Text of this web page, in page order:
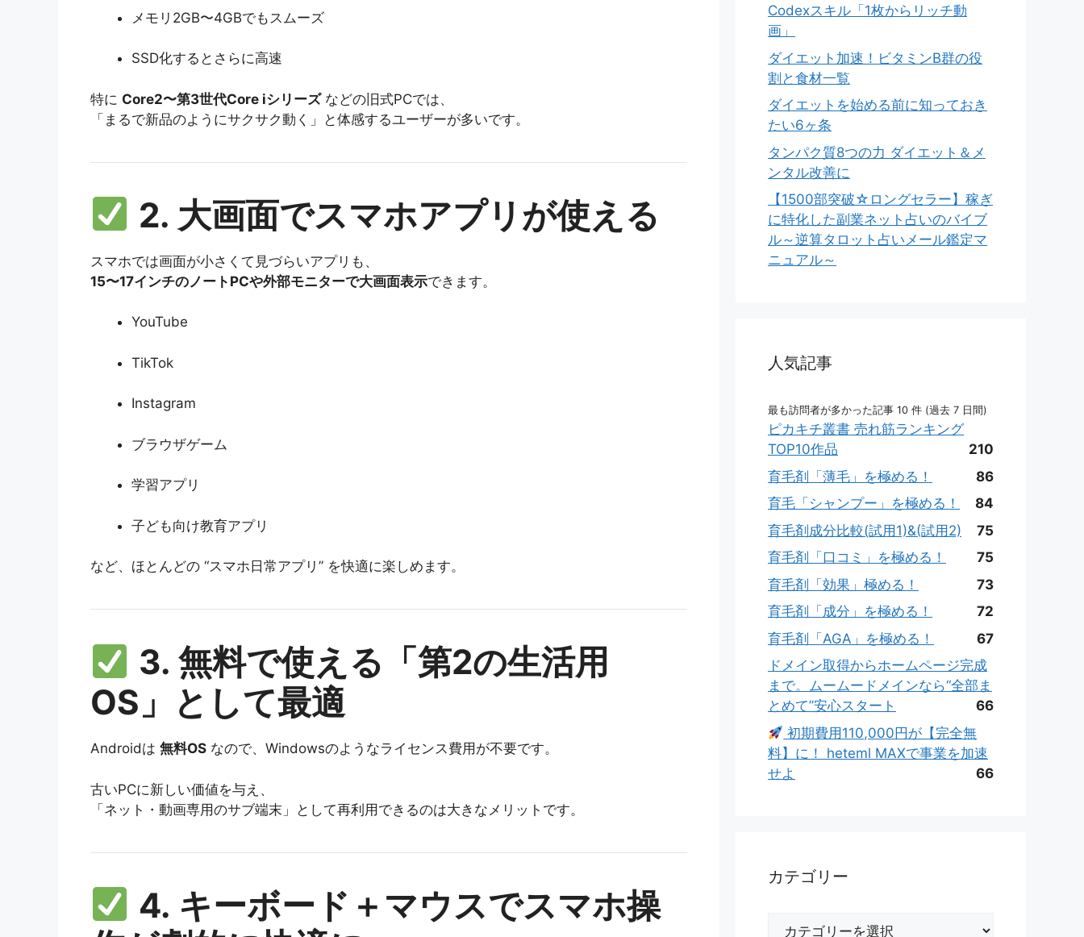
メモリ2GB〜4GBでもスムーズ
SSD化するとさらに高速
特に Core2〜第3世代Core iシリーズなどの旧式PCでは、
「まるで新品のようにサクサク動く」と体感するユーザーが多いです。
2. 大画面でスマホアプリが使える
スマホでは画面が小さくて見づらいアプリも、
15〜17インチのノートPCや外部モニターで大画面表示できます。
YouTube
TikTok
Instagram
ブラウザゲーム
学習アプリ
子ども向け教育アプリ
など、ほとんどの “スマホ日常アプリ” を快適に楽しめます。
3. 無料で使える「第2の生活用
OS」として最適
Androidは 無料OS なので、Windowsのようなライセンス費用が不要です。
古いPCに新しい価値を与え、
「ネット・動画専用のサブ端末」として再利用できるのは大きなメリットです。
4. キーボード＋マウスでスマホ操
Codexスキル「1枚からリッチ動
画」
ダイエット加速！ビタミンB群の役
割と食材一覧
ダイエットを始める前に知っておき
たい6ヶ条
タンパク質8つの力 ダイエット＆メ
ンタル改善に
【1500部突破☆ロングセラー】稼ぎ
に特化した副業ネット占いのバイブ
ル～逆算タロット占いメール鑑定マ
ニュアル～
人気記事
最も訪問者が多かった記事 10 件 (過去 7 日間)
ピカキチ叢書 売れ筋ランキング
TOP10作品
210
育毛剤「薄毛」を極める！
86
育毛「シャンプー」を極める！
84
育毛剤成分比較(試用1)&(試用2)
75
育毛剤「口コミ」を極める！
75
育毛剤「効果」極める！
73
育毛剤「成分」を極める！
72
育毛剤「AGA」を極める！
67
ドメイン取得からホームページ完成
まで。ムームードメインなら“全部ま
とめて”安心スタート
66
初期費用110,000円が【完全無
料】に！ heteml MAXで事業を加速
せよ
66
カテゴリー